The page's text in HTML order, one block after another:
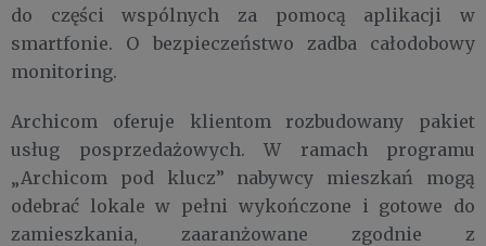
do części wspólnych za pomocą aplikacji w
smartfonie. O bezpieczeństwo zadba całodobowy
monitoring.
Archicom oferuje klientom rozbudowany pakiet
usług posprzedażowych. W ramach programu
„Archicom pod klucz” nabywcy mieszkań mogą
odebrać lokale w pełni wykończone i gotowe do
zamieszkania, zaaranżowane zgodnie z